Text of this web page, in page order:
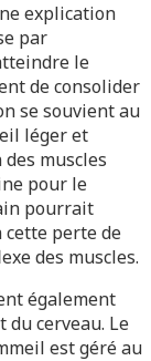
explication
par
le
de consolider
se souvient au
léger et
muscles
pour le
pourrait
cette perte de
des muscles.
également
du cerveau. Le
est géré au